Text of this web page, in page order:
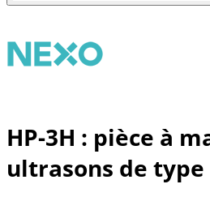
HP-3H : pièce à
ultrasons de type